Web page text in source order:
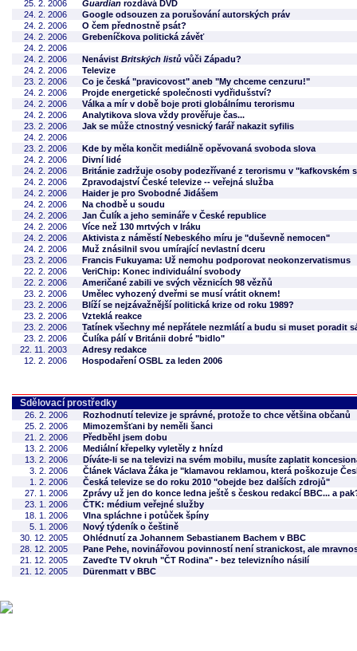
25. 2. 2006
Guardian rozdává DVD
24. 2. 2006
Google odsouzen za porušování autorských práv
24. 2. 2006
O čem přednostně psát?
24. 2. 2006
Grebeníčkova politická závěť
24. 2. 2006
24. 2. 2006
Nenávist Britských listů vůči Západu?
24. 2. 2006
Televize
23. 2. 2006
Co je česká "pravicovost" aneb "My chceme cenzuru!"
24. 2. 2006
Projde energetické společnosti vydřidušství?
24. 2. 2006
Válka a mír v době boje proti globálnímu terorismu
24. 2. 2006
Analytikova slova vždy prověřuje čas...
23. 2. 2006
Jak se může ctnostný vesnický farář nakazit syfilis
24. 2. 2006
23. 2. 2006
Kde by měla končit mediálně opěvovaná svoboda slova
24. 2. 2006
Divní lidé
24. 2. 2006
Británie zadržuje osoby podezřívané z terorismu v "kafkovském
24. 2. 2006
Zpravodajství České televize -- veřejná služba
24. 2. 2006
Haider je pro Svobodné Jidášem
24. 2. 2006
Na chodbě u soudu
24. 2. 2006
Jan Čulík a jeho semináře v České republice
24. 2. 2006
Více než 130 mrtvých v Iráku
24. 2. 2006
Aktivista z náměstí Nebeského míru je "duševně nemocen"
24. 2. 2006
Muž znásilnil svou umírající nevlastní dceru
23. 2. 2006
Francis Fukuyama: Už nemohu podporovat neokonzervatismus
22. 2. 2006
VeriChip: Konec individuální svobody
22. 2. 2006
Američané zabili ve svých věznicích 98 vězňů
23. 2. 2006
Umělec vyhozený dveřmi se musí vrátit oknem!
23. 2. 2006
Blíží se nejzávažnější politická krize od roku 1989?
23. 2. 2006
Vzteklá reakce
23. 2. 2006
Tatínek všechny mé nepřátele nezmlátí a budu si muset poradit
23. 2. 2006
Čulíka pálí v Británii dobré "bidlo"
22. 11. 2003
Adresy redakce
12. 2. 2006
Hospodaření OSBL za leden 2006
Sdělovací prostředky
26. 2. 2006
Rozhodnutí televize je správné, protože to chce většina občanů
25. 2. 2006
Mimozemšťani by neměli šanci
21. 2. 2006
Předběhl jsem dobu
13. 2. 2006
Mediální křepelky vyletěly z hnízd
13. 2. 2006
Díváte-li se na televizi na svém mobilu, musíte zaplatit
3. 2. 2006
Článek Václava Žáka je "klamavou reklamou, která poškozuje
1. 2. 2006
Česká televize se do roku 2010 "obejde bez dalších zdrojů"
27. 1. 2006
Zprávy už jen do konce ledna ještě s českou redakcí BBC... a
23. 1. 2006
ČTK: médium veřejné služby
18. 1. 2006
Vlna spláchne i potůček špíny
5. 1. 2006
Nový týdeník o češtině
30. 12. 2005
Ohlédnutí za Johannem Sebastianem Bachem v BBC
28. 12. 2005
Pane Pehe, novinářovou povinností není stranickost, ale
21. 12. 2005
Zaveďte TV okruh "ČT Rodina" - bez televizního násilí
21. 12. 2005
Dürenmatt v BBC